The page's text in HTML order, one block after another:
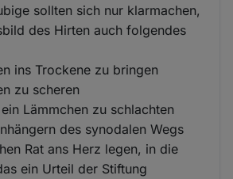
sollten sich nur klarmachen,
des Hirten auch folgendes
ins Trockene zu bringen
zu scheren
Lämmchen zu schlachten
des synodalen Wegs
Rat ans Herz legen, in die
ein Urteil der Stiftung